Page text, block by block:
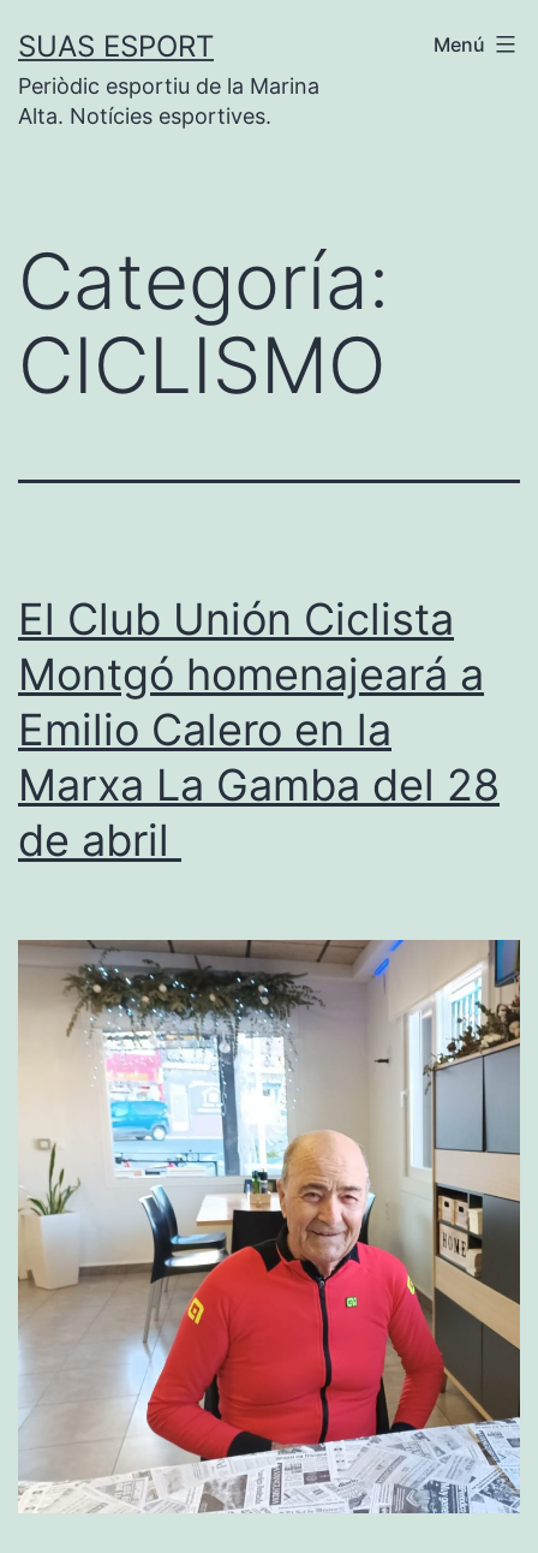
contenido
SUAS ESPORT
Periòdic esportiu de la Marina
Alta. Notícies esportives.
Menú
Categoría:
CICLISMO
El Club Unión Ciclista
Montgó homenajeará a
Emilio Calero en la
Marxa La Gamba del 28
de abril